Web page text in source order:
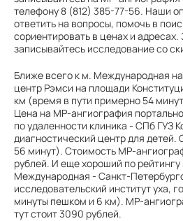
телефону 8 (812) 385-77-56. Наши
ответить на вопросы, помочь в
сориентировать в ценах и адресах.
записывайтесь исследование со
Ближе всего к м. Международная
центр Рэмси на площади
км (время в пути примерно 54
Цена на МР-ангиография
по удаленности клиника - СПб ГУЗ
диагностический центр для
56 минут). Стоимость МР-
рублей. И еще хороший по
Международная - Санкт-
исследовательский институт уха,
минуты пешком и 6 км). МР-
тут стоит 3090 рублей.